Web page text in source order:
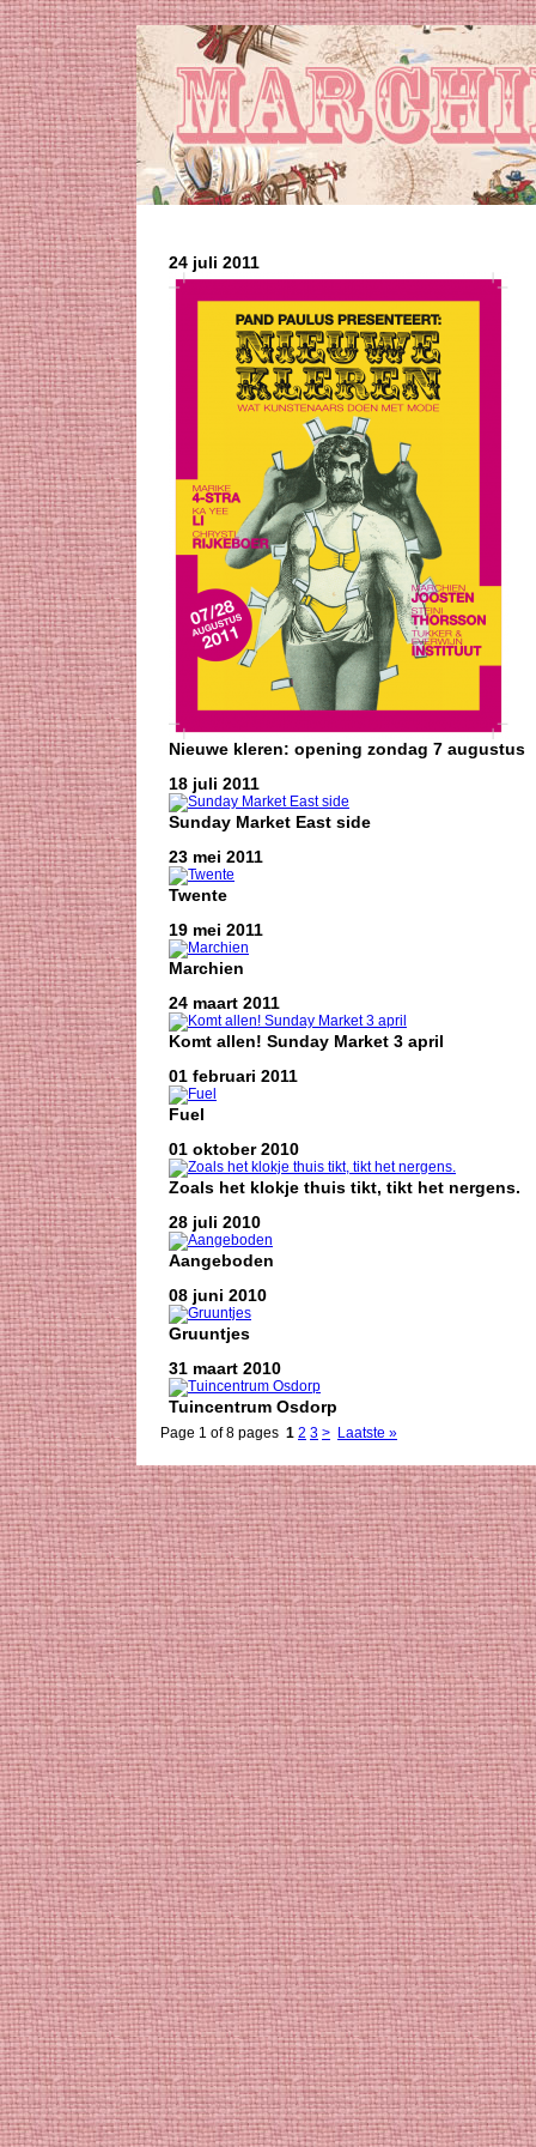
24 juli 2011
Nieuwe kleren: opening zondag 7 augustus
18 juli 2011
Sunday Market East side
23 mei 2011
Twente
19 mei 2011
Marchien
24 maart 2011
Komt allen! Sunday Market 3 april
01 februari 2011
Fuel
01 oktober 2010
Zoals het klokje thuis tikt, tikt het nergens.
28 juli 2010
Aangeboden
08 juni 2010
Gruuntjes
31 maart 2010
Tuincentrum Osdorp
Page 1 of 8 pages 1 2 3 > Laatste »